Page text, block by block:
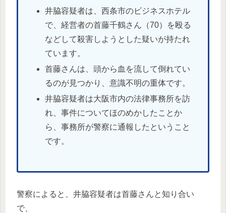
井脇容疑者は、西条市のビジネスホテル
で、経営者の首藤千鶴さん（70）を殴る
などして殺害しようとした疑いが持たれ
ています。
首藤さんは、頭から血を流して倒れてい
るのが見つかり、意識不明の重体です。
井脇容疑者は大阪市内の法律事務所を訪
れ、事件についてほのめかしたことか
ら、事務所が警察に通報したということ
です。
警察によると、井脇容疑者は首藤さんと知り合い
で、